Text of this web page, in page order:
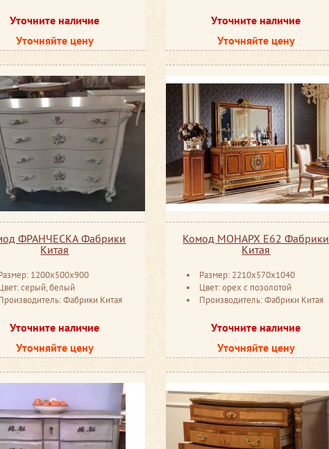
Уточните наличие
Уточняйте цену
Уточните наличие
Уточняйте цену
ФРАНЧЕСКА Фабрики
Китая
1200x500x900
серый, белый
Фабрики Китая
Уточните наличие
Уточняйте цену
Комод МОНАРХ Е62 Фабрики
Китая
Размер: 2210x570x1040
Цвет: орех с позолотой
Производитель: Фабрики Китая
Уточните наличие
Уточняйте цену